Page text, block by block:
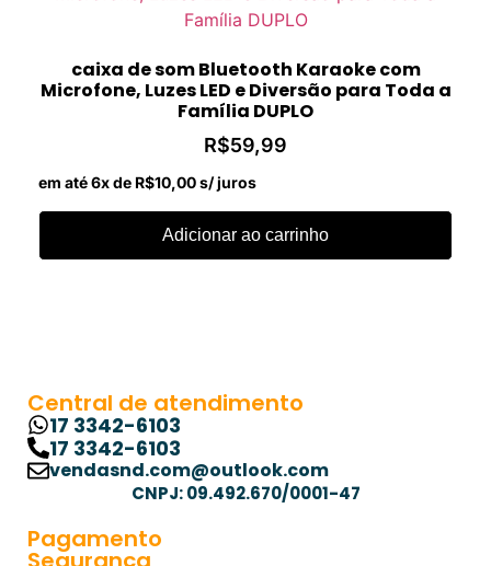
caixa de som Bluetooth Karaoke com
Microfone, Luzes LED e Diversão para Toda a
Família DUPLO
R$59,99
em até 6x de R$10,00s/ juros
Adicionar ao carrinho
Central de atendimento
17 3342-6103
17 3342-6103
vendasnd.com@outlook.com
CNPJ: 09.492.670/0001-47
Pagamento